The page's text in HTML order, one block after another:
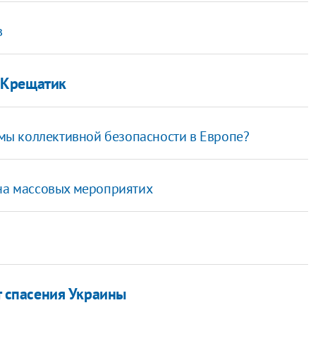
коллективной безопасности в Европе?
массовых мероприятих
Украины